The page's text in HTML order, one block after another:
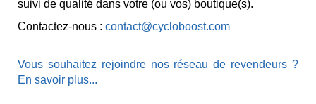
suivi de qualité dans votre (ou vos) boutique(s).
Contactez-nous : contact@cycloboost.com
Vous souhaitez rejoindre nos réseau de revendeurs ?
En savoir plus...